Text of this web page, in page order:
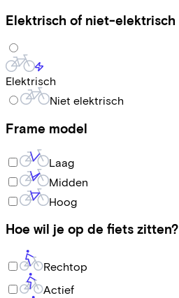
Elektrisch of niet-elektrisch
Elektrisch
Niet elektrisch
Frame model
Laag
Midden
Hoog
Hoe wil je op de fiets zitten?
Rechtop
Actief